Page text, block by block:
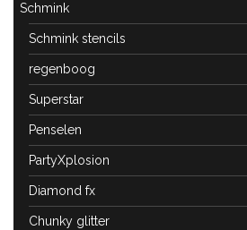
Schmink
Schmink stencils
regenboog
Superstar
Penselen
PartyXplosion
Diamond fx
Chunky glitter